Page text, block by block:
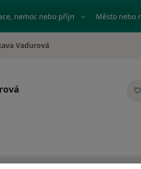
nemoc nebo příjmení Město nebo
Vaďurová